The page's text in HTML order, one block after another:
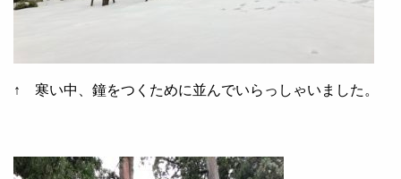
↑ 寒い中、鐘をつくために並んでいらっしゃいました。